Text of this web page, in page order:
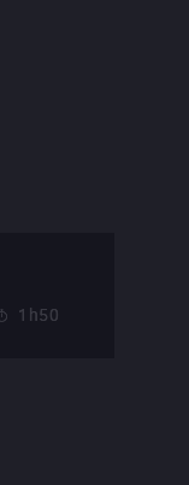
1h50